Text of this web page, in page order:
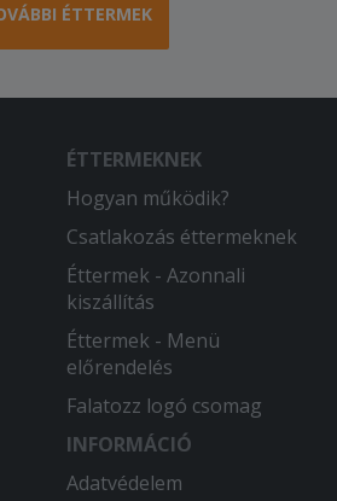
ÉTTERMEK
ÉTTERMEKNEK
Hogyan működik?
Csatlakozás éttermeknek
Éttermek - Azonnali
kiszállítás
Éttermek - Menü
előrendelés
Falatozz logó csomag
INFORMÁCIÓ
Adatvédelem